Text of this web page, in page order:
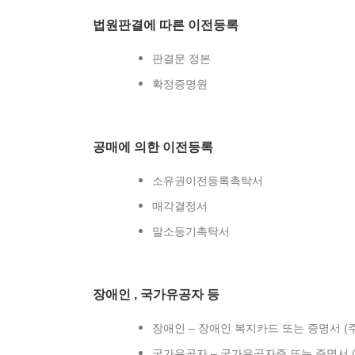
법원판결에 따른 이전등록
판결문 정본
확정증명원
공매에 의한 이전등록
소유권이전등록촉탁서
매각결정서
말소등기촉탁서
장애인 , 국가유공자 등
장애인 – 장애인 복지카드 또는 증명서 (